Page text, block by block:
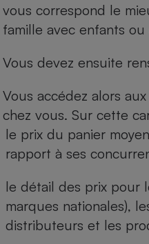
vous correspond le
famille avec enfants
Vous devez ensuite
Vous accédez alors
chez vous. Sur cette
le prix du panier
rapport à ses
le détail des prix pour
marques nationales),
distributeurs et les